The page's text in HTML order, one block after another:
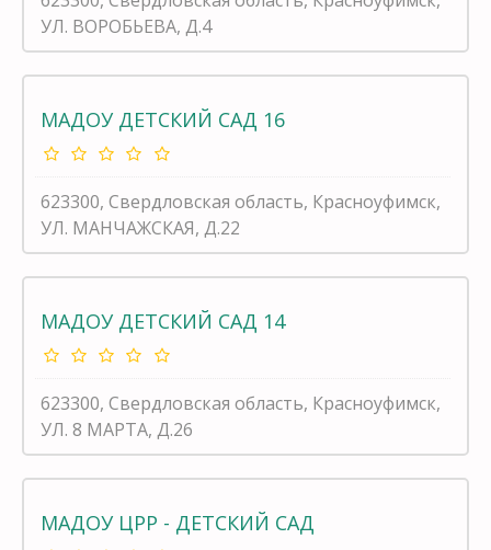
УЛ. ВОРОБЬЕВА, Д.4
МАДОУ ДЕТСКИЙ САД 16
623300, Свердловская область, Красноуфимск,
УЛ. МАНЧАЖСКАЯ, Д.22
МАДОУ ДЕТСКИЙ САД 14
623300, Свердловская область, Красноуфимск,
УЛ. 8 МАРТА, Д.26
МАДОУ ЦРР - ДЕТСКИЙ САД